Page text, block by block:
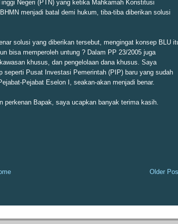
Negeri (PTN) yang ketika Mahkamah Konstitusi
menjadi batal demi hukum, tiba-tiba diberikan solusi
solusi yang diberikan tersebut, mengingat konsep BLU
bisa memperoleh untung ? Dalam PP 23/2005 juga
khusus, dan pengelolaan dana khusus. Saya
seperti Pusat Investasi Pemerintah (PIP) baru yang sudah
Pejabat Eselon I, seakan-akan menjadi benar.
perkenan Bapak, saya ucapkan banyak terima kasih.
Older